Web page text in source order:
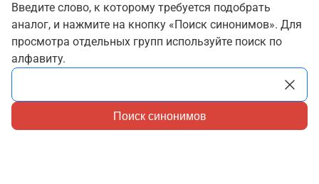
Введите слово, к которому требуется подобрать
аналог, и нажмите на кнопку «Поиск синонимов». Для
просмотра отдельных групп используйте поиск по
алфавиту.
Поиск синонимов